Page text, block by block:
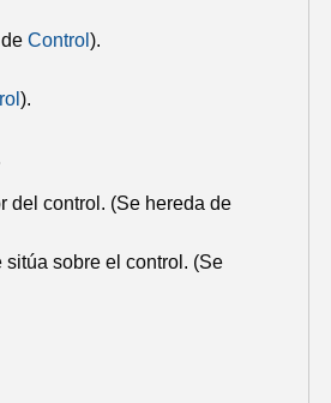
Control ).
).
del control. (Se hereda de
sobre el control. (Se